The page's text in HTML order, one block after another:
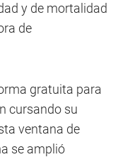
y de mortalidad
de
gratuita para
cursando su
ventana de
se amplió